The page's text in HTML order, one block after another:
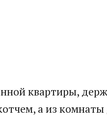
квартиры,
а из комнаты